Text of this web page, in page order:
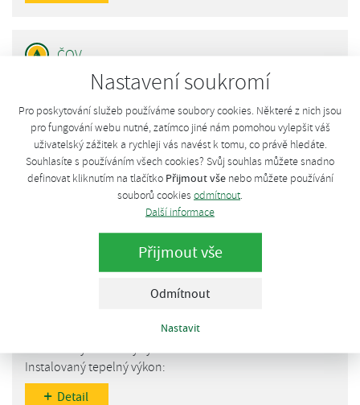
Nastavení soukromí
Pro poskytování služeb používáme soubory cookies. Některé z nich jsou
pro fungování webu nutné, zatímco jiné nám pomohou vylepšit váš
uživatelský zážitek a rychleji vás navést k tomu, co právě hledáte.
Souhlasíte s používáním všech cookies? Svůj souhlas můžete snadno
definovat kliknutím na tlačítko Přijmout všenebo můžete používání
souborů cookies odmítnout
Další informace
Přijmout vše
Odmítnout
Nastavit
ČOV Hlinsko
539 01 Hlinsko, okres Chrudim
1995
Detail